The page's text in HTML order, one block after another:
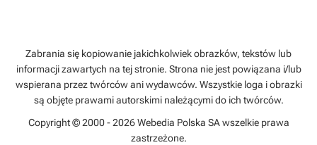
Zabrania się kopiowanie jakichkolwiek obrazków, tekstów lub
informacji zawartych na tej stronie. Strona nie jest powiązana i/lub
wspierana przez twórców ani wydawców. Wszystkie loga i obrazki
są objęte prawami autorskimi należącymi do ich twórców.
Copyright © 2000 - 2026 Webedia Polska SA wszelkie prawa
zastrzeżone.